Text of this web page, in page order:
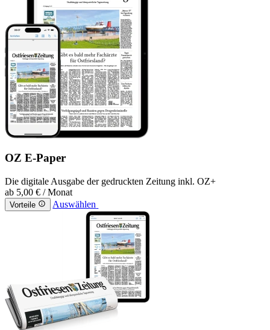
OZ E-Paper
Die digitale Ausgabe der gedruckten Zeitung inkl. OZ+
ab 5,00 € / Monat
Vorteile Auswählen